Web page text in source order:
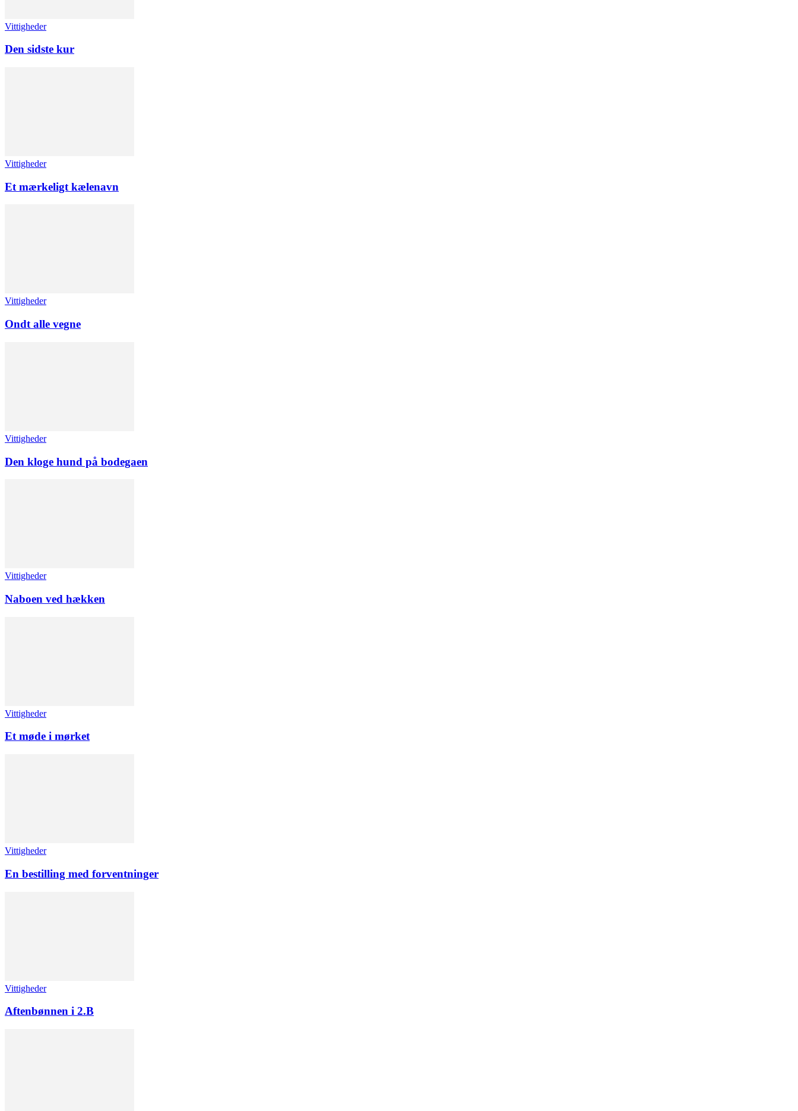
Vittigheder
Den sidste kur
Vittigheder
Et mærkeligt kælenavn
Vittigheder
Ondt alle vegne
Vittigheder
Den kloge hund på bodegaen
Vittigheder
Naboen ved hækken
Vittigheder
Et møde i mørket
Vittigheder
En bestilling med forventninger
Vittigheder
Aftenbønnen i 2.B